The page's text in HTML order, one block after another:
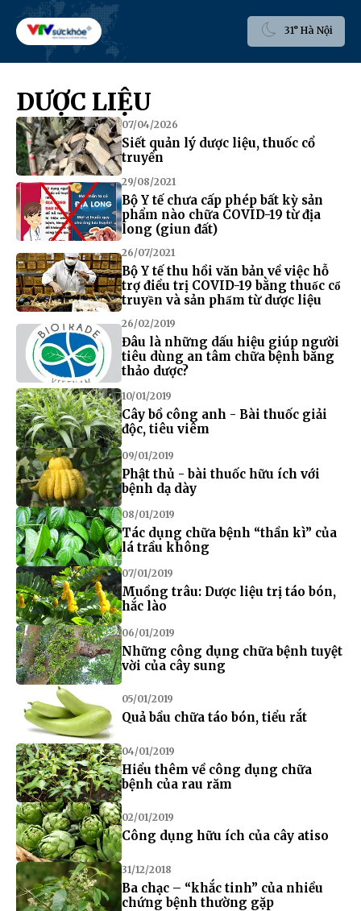
31° Hà Nội
DƯỢC LIỆU
07/04/2026
Siết quản lý dược liệu, thuốc cổ
truyền
29/08/2021
Bộ Y tế chưa cấp phép bất kỳ sản
phẩm nào chữa COVID-19 từ địa
long (giun đất)
26/07/2021
Bộ Y tế thu hồi văn bản về việc hỗ
trợ điều trị COVID-19 bằng thuốc cổ
truyền và sản phẩm từ dược liệu
26/02/2019
Đâu là những dấu hiệu giúp người
tiêu dùng an tâm chữa bệnh bằng
thảo dược?
10/01/2019
Cây bồ công anh - Bài thuốc giải
độc, tiêu viêm
09/01/2019
Phật thủ - bài thuốc hữu ích với
bệnh dạ dày
08/01/2019
Tác dụng chữa bệnh “thần kì” của
lá trầu không
07/01/2019
Muồng trâu: Dược liệu trị táo bón,
hắc lào
06/01/2019
Những công dụng chữa bệnh tuyệt
vời của cây sung
05/01/2019
Quả bầu chữa táo bón, tiểu rắt
04/01/2019
Hiểu thêm về công dụng chữa
bệnh của rau răm
02/01/2019
Công dụng hữu ích của cây atiso
31/12/2018
Ba chạc – “khắc tinh” của nhiều
chứng bệnh thường gặp